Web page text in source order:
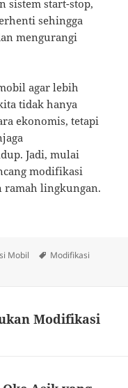
sistem start-stop,
sehingga
mengurangi
agar lebih
tidak hanya
ekonomis, tetapi
Jadi, mulai
modifikasi
ramah lingkungan.
Mobil Tags
Modifikasi
Modifikasi